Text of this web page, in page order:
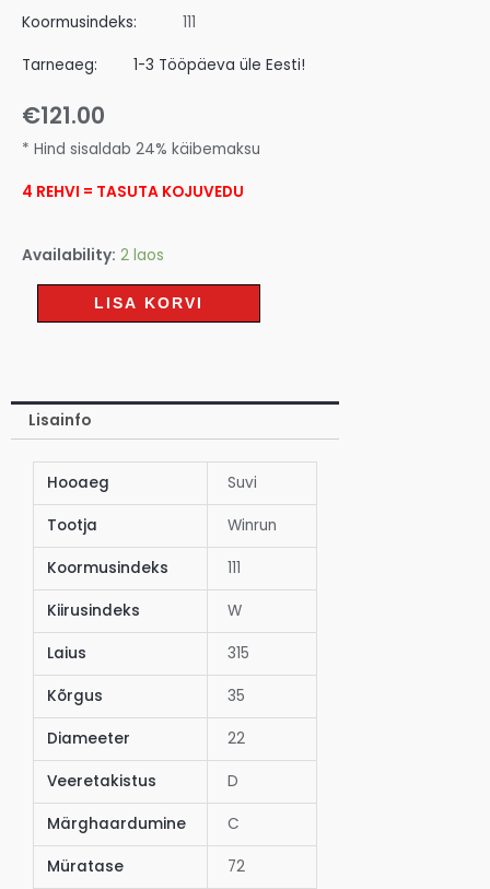
Koormusindeks: 111
Tarneaeg: 1-3 Tööpäeva üle Eesti!
€121.00
* Hind sisaldab 24% käibemaksu
4 REHVI = TASUTA KOJUVEDU
Availability: 2 laos
LISA KORVI
Lisainfo
Hooaeg Suvi
Tootja Winrun
Koormusindeks 111
Kiirusindeks W
Laius 315
Kõrgus 35
Diameeter 22
Veeretakistus D
Märghaardumine C
Müratase 72